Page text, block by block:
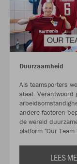
Duurzaamheid
Als teamsporters
staat. Verantwoord
andere factoren
de wereld
platform "Our
LEES